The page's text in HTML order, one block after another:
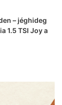
– jéghideg
1.5 TSI Joy a